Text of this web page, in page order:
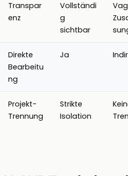
Transpar
enz
Vollständi
g
sichtbar
Direkte
Bearbeitu
ng
Ja
Projekt-
Trennung
Strikte
Isolation